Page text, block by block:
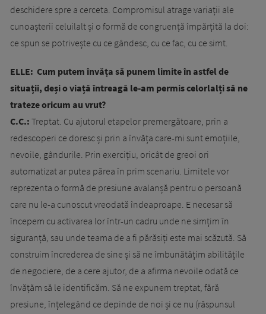
deschidere spre a cerceta. Compromisul atrage variații ale
cunoașterii celuilalt și o formă de congruență împărțită la doi:
ce spun se potrivește cu ce gândesc, cu ce fac, cu ce simt.
ELLE: Cum putem învăța să punem limite în astfel de
situații, deși o viață întreagă le-am permis celorlalți să ne
trateze oricum au vrut?
C.C.: Treptat. Cu ajutorul etapelor premergătoare, prin a
redescoperi ce doresc și prin a învăța care-mi sunt emoțiile,
nevoile, gândurile. Prin exercițiu, oricât de greoi ori
automatizat ar putea părea în prim scenariu. Limitele vor
reprezenta o formă de presiune avalanșă pentru o persoană
care nu le-a cunoscut vreodată îndeaproape. E necesar să
începem cu activarea lor într-un cadru unde ne simțim în
siguranță, sau unde teama de a fi părăsiți este mai scăzută. Să
construim încrederea de sine și să ne îmbunătățim abilitățile
de negociere, de a cere ajutor, de a afirma nevoile odată ce
învățăm să le identificăm. Să ne expunem treptat, fără
presiune, înțelegând ce depinde de noi și ce nu (răspunsul